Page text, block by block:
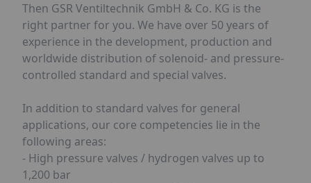
Then GSR Ventiltechnik GmbH & Co. KG is the
right partner for you. We have over 50 years of
experience in the development, production and
worldwide distribution of solenoid- and pressure-
controlled standard and special valves.
In addition to standard valves for general
applications, our core competencies lie in the
following areas:
- High pressure valves / hydrogen valves up to
1,200 bar